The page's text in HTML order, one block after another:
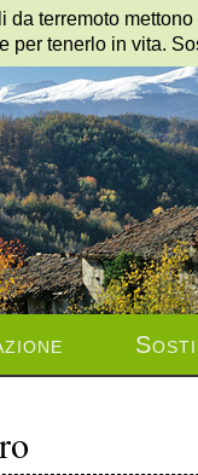
da terremoto
per tenerlo in vita.